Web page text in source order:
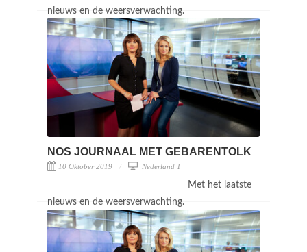
nieuws en de weersverwachting.
NOS JOURNAAL MET GEBARENTOLK
10 Oktober 2019 Nederland 1
Met het laatste
nieuws en de weersverwachting.